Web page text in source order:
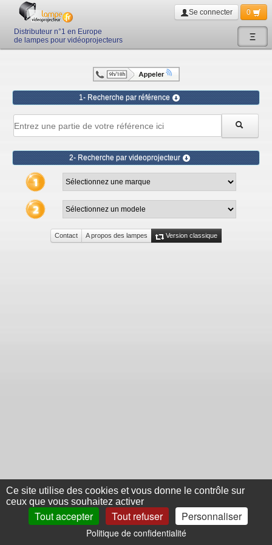
Ξ
Distributeur n°1 en Europe
de lampes pour vidéoprojecteurs
Se connecter 0
1- Recherche par référence
2- Recherche par videoprojecteur
Contact A propos des lampes Version classique
Ce site utilise des cookies et vous donne le contrôle sur
ceux que vous souhaitez activer
Tout accepter Tout refuser Personnaliser
Politique de confidentialité